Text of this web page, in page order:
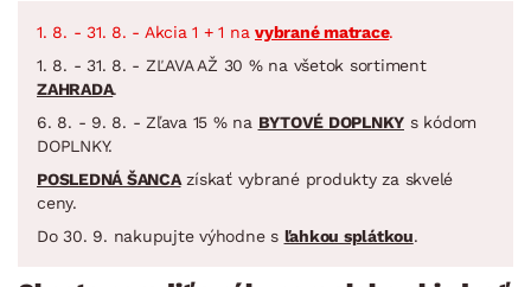
1. 8. - 31. 8. - Akcia 1 + 1 na vybrané matrace.
1. 8. - 31. 8. - ZĽAVA AŽ 30 % na všetok sortiment
ZAHRADA.
6. 8. - 9. 8. - Zľava 15 % na BYTOVÉ DOPLNKY s kódom
DOPLNKY.
POSLEDNÁ ŠANCAzískať vybrané produkty za skvelé
ceny.
Do 30. 9. nakupujte výhodne s ľahkou splátkou.